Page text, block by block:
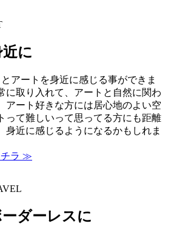
に
アートを身近に感じる事ができま
に取り入れて、アートと自然に関わ
アート好きな方には居心地のよい空
って難しいって思ってる方にも距離
身近に感じるようになるかもしれま
チラ ≫
ダーレスに